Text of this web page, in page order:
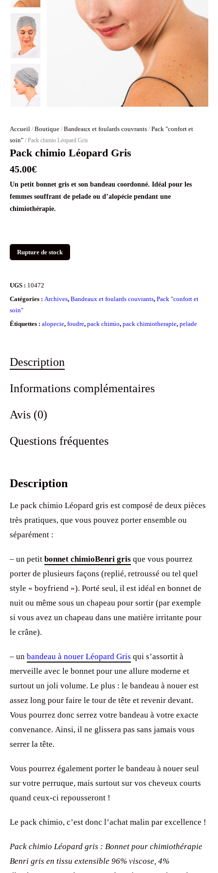
Accueil / Boutique / Bandeaux et foulards couvrants / Pack "confort et
soin" / Pack chimio Léopard Gris
Pack chimio Léopard Gris
45.00€
Un petit bonnet gris et son bandeau coordonné. Idéal pour les
femmes souffrant de pelade ou d’alopécie pendant une
chimiothérapie.
Rupture de stock
UGS : 10472
Catégories : Archives, Bandeaux et foulards couvrants, Pack "confort et
soin"
Étiquettes : alopecie, foudre, pack chimio, pack chimiotherapie, pelade
Description
Informations complémentaires
Avis (0)
Questions fréquentes
Description
Le pack chimio Léopard gris est composé de deux pièces
très pratiques, que vous pouvez porter ensemble ou
séparément :
– un petit bonnet chimioBenri gris que vous pourrez
porter de plusieurs façons (replié, retroussé ou tel quel
style « boyfriend »). Porté seul, il est idéal en bonnet de
nuit ou même sous un chapeau pour sortir (par exemple
si vous avez un chapeau dans une matière irritante pour
le crâne).
– un bandeau à nouer Léopard Gris qui s’assortit à
merveille avec le bonnet pour une allure moderne et
surtout un joli volume. Le plus : le bandeau à nouer est
assez long pour faire le tour de tête et revenir devant.
Vous pourrez donc serrez votre bandeau à votre exacte
convenance. Ainsi, il ne glissera pas sans jamais vous
serrer la tête.
Vous pourrez également porter le bandeau à nouer seul
sur votre perruque, mais surtout sur vos cheveux courts
quand ceux-ci repousseront !
Le pack chimio, c’est donc l’achat malin par excellence !
Pack chimio Léopard gris : Bonnet pour chimiothérapie
Benri gris en tissu extensible 96% viscose, 4%